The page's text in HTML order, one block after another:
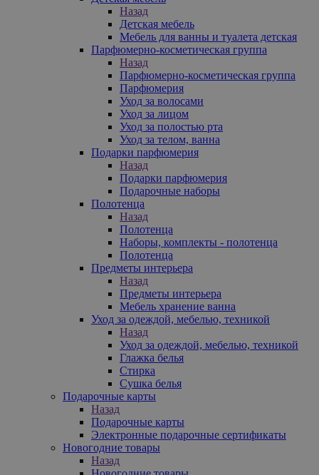
Назад
Детская мебель
Мебель для ванны и туалета детская
Парфюмерно-косметическая группа
Назад
Парфюмерно-косметическая группа
Парфюмерия
Уход за волосами
Уход за лицом
Уход за полостью рта
Уход за телом, ванна
Подарки парфюмерия
Назад
Подарки парфюмерия
Подарочные наборы
Полотенца
Назад
Полотенца
Наборы, комплекты - полотенца
Полотенца
Предметы интерьера
Назад
Предметы интерьера
Мебель хранение ванна
Уход за одеждой, мебелью, техникой
Назад
Уход за одеждой, мебелью, техникой
Глажка белья
Стирка
Сушка белья
Подарочные карты
Назад
Подарочные карты
Электронные подарочные сертификаты
Новогодние товары
Назад